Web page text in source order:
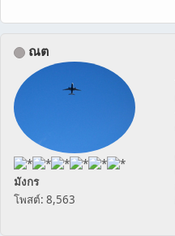
ณต
มังกร
โพสต์: 8,563